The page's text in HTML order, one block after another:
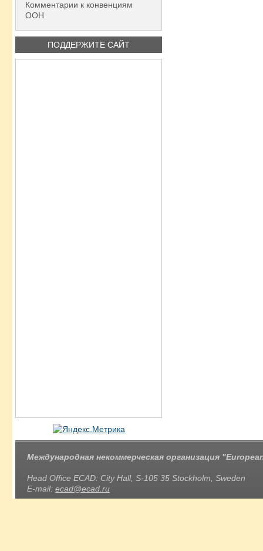
Комментарии к конвенциям
ООН
ПОДДЕРЖИТЕ САЙТ
Международная некоммерческая организация
Head Office ECAD: City Hall, S-105 35 Stockholm, Sweden
E-mail: ecad@ecad.ru